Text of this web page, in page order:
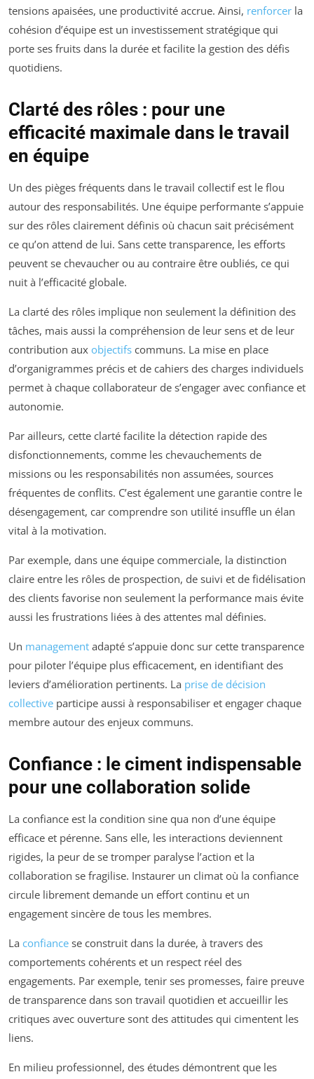
tensions apaisées, une productivité accrue. Ainsi, renforcer la
cohésion d’équipe est un investissement stratégique qui
porte ses fruits dans la durée et facilite la gestion des défis
quotidiens.
Clarté des rôles : pour une
efficacité maximale dans le travail
en équipe
Un des pièges fréquents dans le travail collectif est le flou
autour des responsabilités. Une équipe performante s’appuie
sur des rôles clairement définis où chacun sait précisément
ce qu’on attend de lui. Sans cette transparence, les efforts
peuvent se chevaucher ou au contraire être oubliés, ce qui
nuit à l’efficacité globale.
La clarté des rôles implique non seulement la définition des
tâches, mais aussi la compréhension de leur sens et de leur
contribution aux objectifs communs. La mise en place
d’organigrammes précis et de cahiers des charges individuels
permet à chaque collaborateur de s’engager avec confiance et
autonomie.
Par ailleurs, cette clarté facilite la détection rapide des
disfonctionnements, comme les chevauchements de
missions ou les responsabilités non assumées, sources
fréquentes de conflits. C’est également une garantie contre le
désengagement, car comprendre son utilité insuffle un élan
vital à la motivation.
Par exemple, dans une équipe commerciale, la distinction
claire entre les rôles de prospection, de suivi et de fidélisation
des clients favorise non seulement la performance mais évite
aussi les frustrations liées à des attentes mal définies.
Un management adapté s’appuie donc sur cette transparence
pour piloter l’équipe plus efficacement, en identifiant des
leviers d’amélioration pertinents. La prise de décision
collective participe aussi à responsabiliser et engager chaque
membre autour des enjeux communs.
Confiance : le ciment indispensable
pour une collaboration solide
La confiance est la condition sine qua non d’une équipe
efficace et pérenne. Sans elle, les interactions deviennent
rigides, la peur de se tromper paralyse l’action et la
collaboration se fragilise. Instaurer un climat où la confiance
circule librement demande un effort continu et un
engagement sincère de tous les membres.
La confiance se construit dans la durée, à travers des
comportements cohérents et un respect réel des
engagements. Par exemple, tenir ses promesses, faire preuve
de transparence dans son travail quotidien et accueillir les
critiques avec ouverture sont des attitudes qui cimentent les
liens.
En milieu professionnel, des études démontrent que les